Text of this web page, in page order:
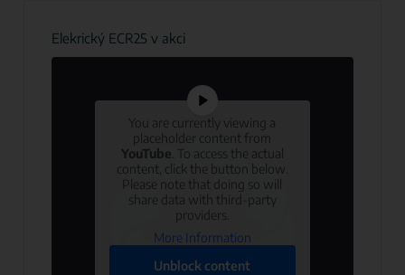
Elekrický ECR25 v akci
You are currently viewing a
placeholder content from
YouTube . To access the actual
content, click the button below.
Please note that doing so will
share data with third-party
providers.
More Information
Unblock content